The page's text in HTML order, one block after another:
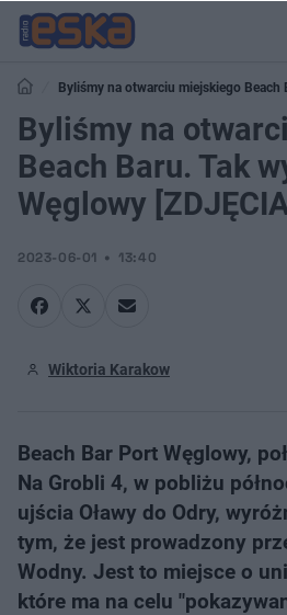
Byliśmy na otwarciu miejskiego Beach
[ZDJĘCIA]
Byliśmy na
Beach Baru. Tak
Węglowy
2023-06-01 13:40
Wiktoria Karakow
Beach Bar Port Węglowy,
Na Grobli 4, w pobliżu
ujścia Oławy do Odry,
tym, że jest prowadzony
Wodny. Jest to miejsce o
które ma na celu